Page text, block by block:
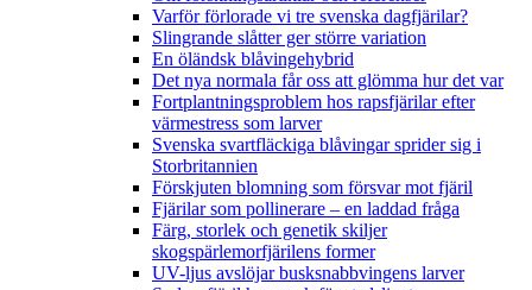
Varför förlorade vi tre svenska dagfjärilar?
Slingrande slåtter ger större variation
En öländsk blåvingehybrid
Det nya normala får oss att glömma hur det var
Fortplantningsproblem hos rapsfjärilar efter
värmestress som larver
Svenska svartfläckiga blåvingar sprider sig i
Storbritannien
Förskjuten blomning som försvar mot fjäril
Fjärilar som pollinerare – en laddad fråga
Färg, storlek och genetik skiljer
skogspärlemorfjärilens former
UV-ljus avslöjar busksnabbvingens larver